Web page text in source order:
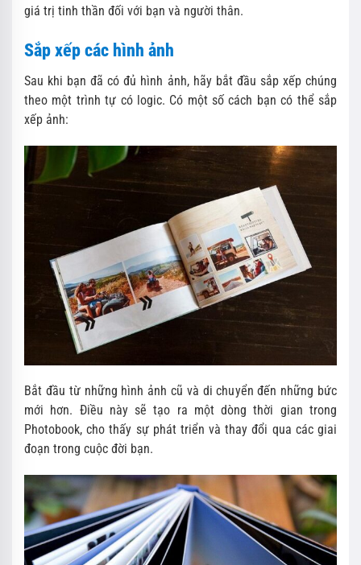
giá trị tinh thần đối với bạn và người thân.
Sắp xếp các hình ảnh
Sau khi bạn đã có đủ hình ảnh, hãy bắt đầu sắp xếp chúng
theo một trình tự có logic. Có một số cách bạn có thể sắp
xếp ảnh:
Bắt đầu từ những hình ảnh cũ và di chuyển đến những bức
mới hơn. Điều này sẽ tạo ra một dòng thời gian trong
Photobook, cho thấy sự phát triển và thay đổi qua các giai
đoạn trong cuộc đời bạn.